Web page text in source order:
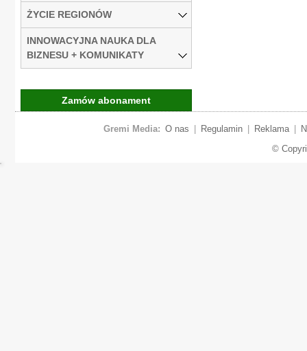
ŻYCIE REGIONÓW
INNOWACYJNA NAUKA DLA
BIZNESU + KOMUNIKATY
Zamów abonament
Gremi Media: O nas Regulamin Reklama
©